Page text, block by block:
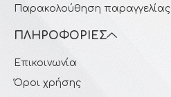
Παρακολούθηση παραγγελίας
ΠΛΗΡΟΦΟΡΊΕΣ
Επικοινωνία
Όροι χρήσης